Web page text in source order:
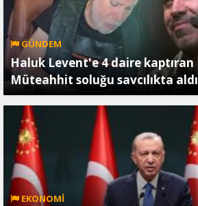
GÜNDEM
Haluk Levent'e 4 daire kaptıran
Müteahhit soluğu savcılıkta aldı
EKONOMİ